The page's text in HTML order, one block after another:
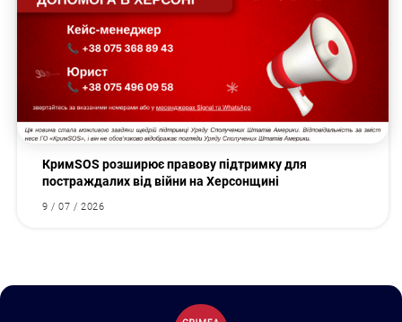
КримSOS розширює правову підтримку для
постраждалих від війни на Херсонщині
9 / 07 / 2026